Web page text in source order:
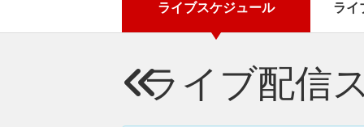
ライブスケジュール ライ
ライブ配信